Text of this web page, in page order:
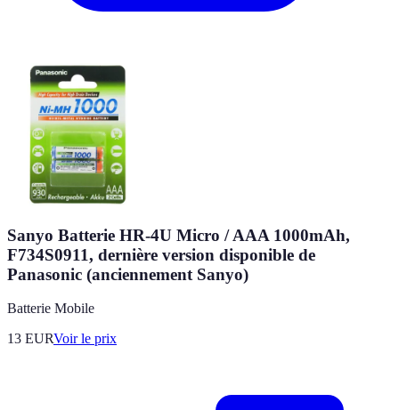
Sanyo Batterie HR-4U Micro / AAA 1000mAh,
F734S0911, dernière version disponible de
Panasonic (anciennement Sanyo)
Batterie Mobile
13 EURVoir le prix